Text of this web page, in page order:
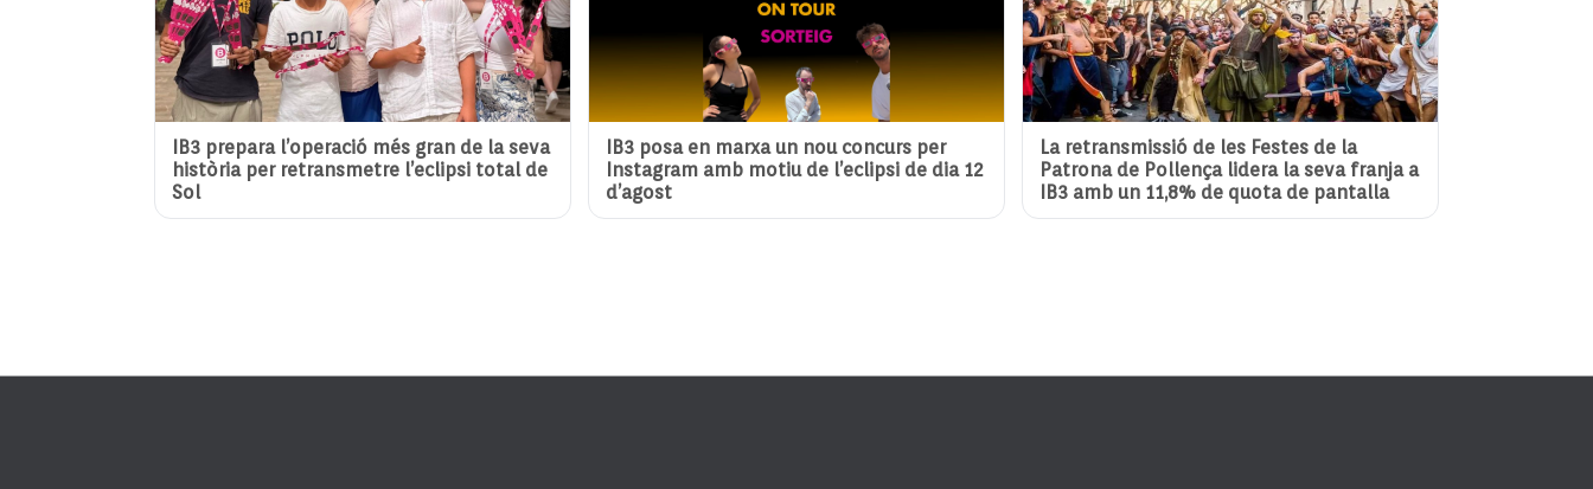
IB3 prepara l’operació més gran de la seva
història per retransmetre l’eclipsi total de
Sol
IB3 posa en marxa un nou concurs per
Instagram amb motiu de l’eclipsi de dia 12
d’agost
La retransmissió de les Festes de la
Patrona de Pollença lidera la seva franja a
IB3 amb un 11,8% de quota de pantalla